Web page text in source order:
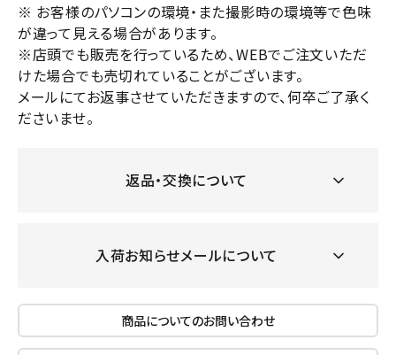
※ お客様のパソコンの環境・また撮影時の環境等で色味
が違って見える場合があります。
※店頭でも販売を行っているため、WEBでご注文いただ
けた場合でも売切れていることがございます。
メールにてお返事させていただきますので、何卒ご了承く
ださいませ。
返品・交換について
入荷お知らせメールについて
商品についてのお問い合わせ